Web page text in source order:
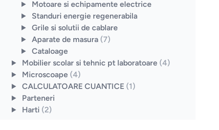
Motoare si echipamente electrice
Standuri energie regenerabila
Grile si solutii de cablare
Aparate de masura (7)
Cataloage
Mobilier scolar si tehnic pt laboratoare (4)
Microscoape (4)
CALCULATOARE CUANTICE (1)
Parteneri
Harti (2)